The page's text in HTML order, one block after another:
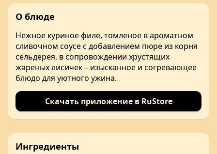
О блюде
Нежное куриное филе, томленое в ароматном
сливочном соусе с добавлением пюре из корня
сельдерея, в сопровождении хрустящих
жареных лисичек – изысканное и согревающее
блюдо для уютного ужина.
Скачать приложение в RuStore
Ингредиенты